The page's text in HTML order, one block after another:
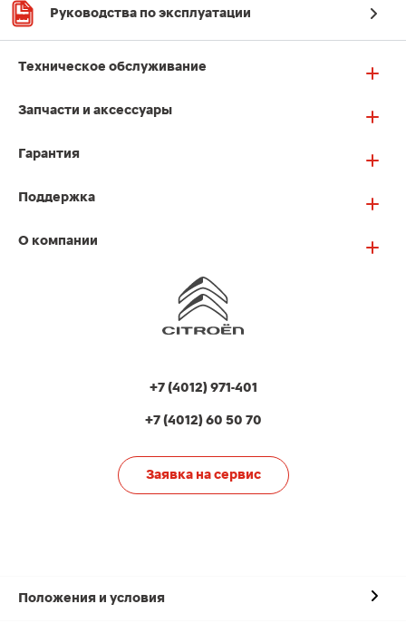
Руководства по эксплуатации
Техническое обслуживание
Запчасти и аксессуары
Гарантия
Поддержка
О компании
+7 (4012) 971-401
+7 (4012) 60 50 70
Заявка на сервис
Положения и условия